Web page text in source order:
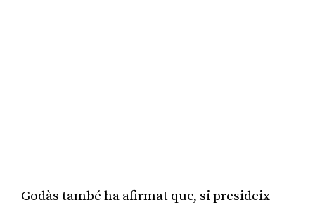
Godàs també ha afirmat que, si presideix